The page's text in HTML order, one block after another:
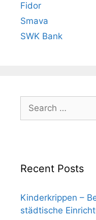
Fidor
Smava
SWK Bank
Search
for:
Recent Posts
Kinderkrippen –
städtische